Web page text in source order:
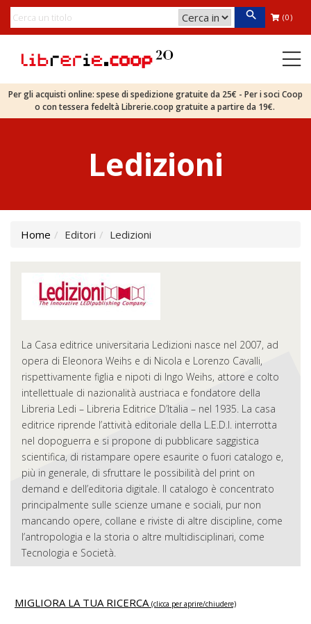
(0)
Per gli acquisti online: spese di spedizione gratuite da 25€ - Per i soci Coop
o con tessera fedeltà Librerie.coop gratuite a partire da 19€.
Ledizioni
Home Editori Ledizioni
La Casa editrice universitaria Ledizioni nasce nel 2007, ad
opera di Eleonora Weihs e di Nicola e Lorenzo Cavalli,
rispettivamente figlia e nipoti di Ingo Weihs, attore e colto
intellettuale di nazionalità austriaca e fondatore della
Libreria Ledi – Libreria Editrice D’Italia – nel 1935. La casa
editrice riprende l’attività editoriale della L.E.D.I. interrotta
nel dopoguerra e si propone di pubblicare saggistica
scientifica, di ristampare opere esaurite o fuori catalogo e,
più in generale, di sfruttare le possibilità del print on
demand e dell’editoria digitale. Il catalogo è concentrato
principalmente sulle scienze umane e sociali, pur non
mancando opere, collane e riviste di altre discipline, come
l’antropologia e la storia o altre multidisciplinari, come
Tecnologia e Società.
MIGLIORA LA TUA RICERCA (clicca per aprire/chiudere)